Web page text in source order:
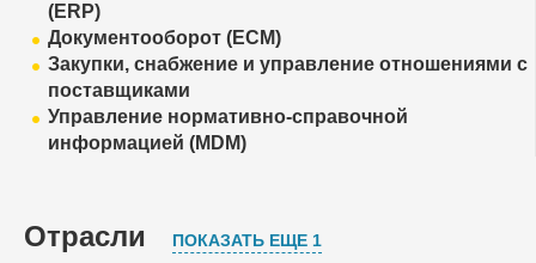
(ERP)
Документооборот (ECM)
Закупки, снабжение и управление отношениями с
поставщиками
Управление нормативно-справочной
информацией (MDM)
Отрасли ПОКАЗАТЬ ЕЩЕ 1